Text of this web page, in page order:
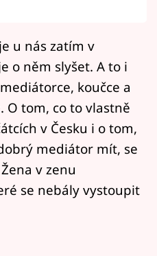
u nás zatím v
o něm slyšet. A to i
koučce a
O tom, co to vlastně
v Česku i o tom,
mediátor mít, se
v zenu
se nebály vystoupit